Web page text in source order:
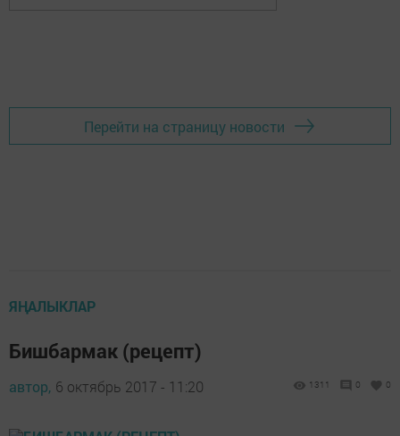
Перейти на страницу новости
ЯҢАЛЫКЛАР
Бишбармак (рецепт)
автор, 6 октябрь 2017 - 11:20 1311 0 0